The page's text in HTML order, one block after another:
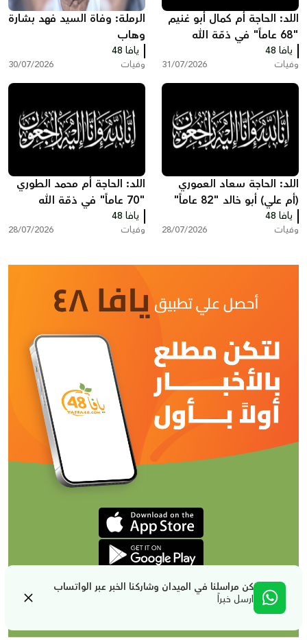
كن مراسلنا في الميدان وشاركنا الخبر عبر الواتساب
ارسل خبراً
اللد: الحاجة أم كمال أبو غنيم
"68 عاماً" في ذمّة الله
يافا 48
وفيات 31/07/2026
الرملة: وفاة السيد فهد بشارة
وهاب
يافا 48
وفيات 30/07/2026
اللد: الحاجة سعاد العموري
(أم علي) أبو خالد "82 عاماً"
في ذمّة الله
يافا 48
وفيات 28/07/2026
اللد: الحاجة أم محمد الطوري
"70 عاماً" في ذمّة الله
يافا 48
وفيات 28/07/2026